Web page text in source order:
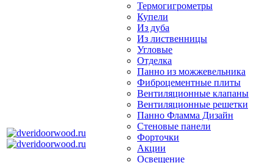
Термогигрометры
Купели
Из дуба
Из лиственницы
Угловые
Отделка
Панно из можжевельника
Фиброцементные плиты
Вентиляционные клапаны
Вентиляционные решетки
Панно Фламма Дизайн
Стеновые панели
Форточки
Акции
Освещение